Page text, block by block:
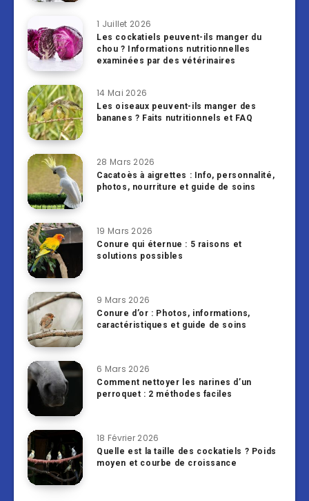
1 Juillet 2026
Les cockatiels peuvent-ils manger du
chou ? Informations nutritionnelles
examinées par des vétérinaires
14 Mai 2026
Les oiseaux peuvent-ils manger des
bananes ? Faits nutritionnels et FAQ
28 Mars 2026
Cacatoès à aigrettes : Info, personnalité,
photos, nourriture et guide de soins
19 Mars 2026
Conure qui éternue : 5 raisons et
solutions possibles
9 Mars 2026
Conure d’or : Photos, informations,
caractéristiques et guide de soins
6 Mars 2026
Comment nettoyer les narines d’un
perroquet : 2 méthodes faciles
18 Février 2026
Quelle est la taille des cockatiels ? Poids
moyen et courbe de croissance